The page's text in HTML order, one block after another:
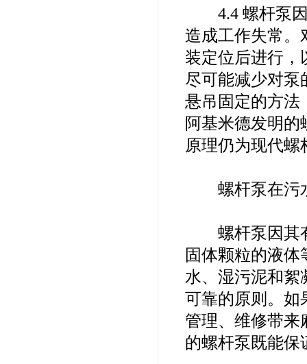
4.4 螺杆泵因
造成工作失常。
装定位后进行，
尽可能减少对泵
悬吊固定的方法
阿基米德发明
原理仍为现代螺
螺杆泵在污水
螺杆泵因其有
固体颗粒的液
水、湿污泥和絮
可靠的原则。如
管理、维修带来
的螺杆泵既能保